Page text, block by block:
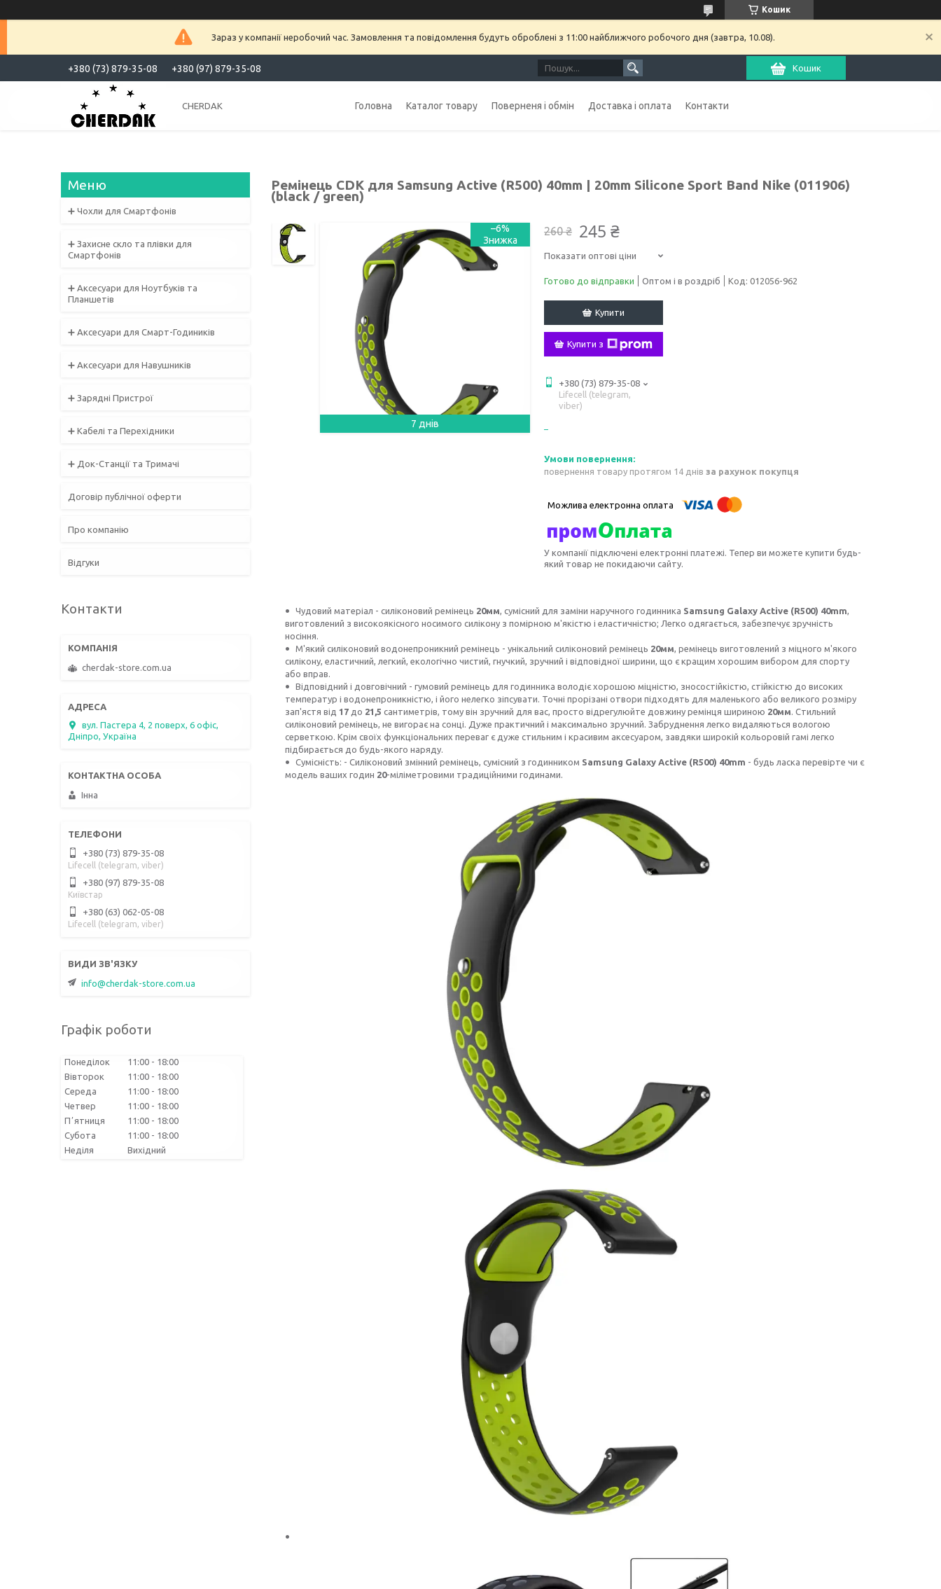
Кошик
Зараз у компанії неробочий час. Замовлення та повідомлення будуть оброблені з 11:00 найближчого робочого дня (завтра, 10.08).
+380 (73) 879-35-08 +380 (97) 879-35-08 Кошик
CHERDAK Головна Каталог товару Поверненя і обмін Доставка і оплата Контакти
Ремінець CDK для Samsung Active (R500) 40mm | 20mm Silicone Sport Band Nike (011906)
(black / green)
–6%
7 днів
260 ₴ 245 ₴
Показати оптові ціни
Готово до відправки Оптом і в роздріб Код: 012056-962
Купити
Купити з
+380 (73) 879-35-08
Lifecell (telegram,
viber)
повернення товару протягом 14 днів за рахунок покупця
У компанії підключені електронні платежі. Тепер ви можете купити будь-
який товар не покидаючи сайту.
Чудовий матеріал - силіконовий ремінець 20мм , сумісний для заміни наручного годинника Samsung Galaxy Active (R500) 40mm
виготовлений з високоякісного носимого силікону з помірною м'якістю і еластичністю; Легко одягається, забезпечує зручність
носіння.
М'який силіконовий водонепроникний ремінець - унікальний силіконовий ремінець 20мм , ремінець виготовлений з міцного м'якого
силікону, еластичний, легкий, екологічно чистий, гнучкий, зручний і відповідної ширини, що є кращим хорошим вибором для спорту
або вправ.
Відповідний і довговічний - гумовий ремінець для годинника володіє хорошою міцністю, зносостійкістю, стійкістю до високих
температур і водонепроникністю, і його нелегко зіпсувати. Точні прорізані отвори підходять для маленького або великого розміру
зап'ястя від 17 до 21,5 сантиметрів, тому він зручний для вас, просто відрегулюйте довжину ремінця шириною 20мм . Стильний
силіконовий ремінець, не вигорає на сонці. Дуже практичний і максимально зручний. Забруднення легко видаляються вологою
серветкою. Крім своїх функціональних переваг є дуже стильним і красивим аксесуаром, завдяки широкій кольоровій гамі легко
підбирається до будь-якого наряду.
Сумісність: - Силіконовий змінний ремінець, сумісний з годинником Samsung Galaxy Active (R500) 40mm - будь ласка перевірте чи є
модель ваших годин 20-міліметровими традиційними годинами.
➕ Чохли для Смартфонів
➕ Захисне скло та плівки для
Смартфонів
➕ Аксесуари для Ноутбуків та
Планшетів
➕ Аксесуари для Смарт-Годиників
➕ Аксесуари для Навушників
➕ Зарядні Пристрої
➕ Кабелі та Перехідники
➕ Док-Станції та Тримачі
Договір публічної оферти
Про компанію
Відгуки
Контакти
cherdak-store.com.ua
вул. Пастера 4, 2 поверх, 6 офіс,
Дніпро, Україна
Інна
+380 (73) 879-35-08
Lifecell (telegram, viber)
+380 (97) 879-35-08
Київстар
+380 (63) 062-05-08
Lifecell (telegram, viber)
info@cherdak-store.com.ua
Графік роботи
Понеділок 11:00
18:00
Вівторок
11:00
18:00
Середа
11:00
18:00
Четвер
11:00
18:00
Пʼятниця
11:00
18:00
Субота
11:00
18:00
Неділя
Вихідний